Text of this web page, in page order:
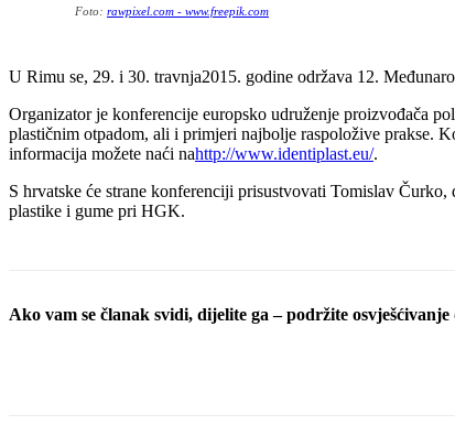
Foto: rawpixel.com - www.freepik.com
U Rimu se, 29. i 30. travnja2015. godine održava 12.
Organizator je konferencije europsko udruženje proizvođača
plastičnim otpadom, ali i primjeri najbolje raspoložive prakse.
informacija možete naći nahttp://www.identiplast.eu/.
S hrvatske će strane konferenciji prisustvovati Tomislav
plastike i gume pri HGK.
Ako vam se članak svidi, dijelite ga – podržite